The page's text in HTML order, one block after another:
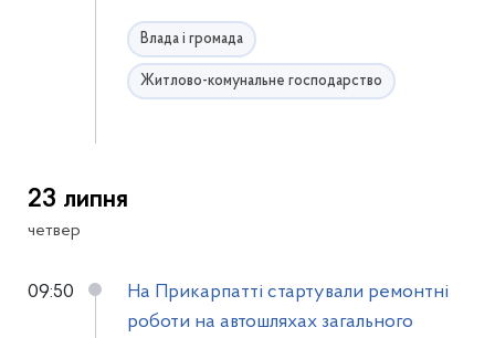
Влада і громада
Житлово-комунальне господарство
23 липня
четвер
09:50
На Прикарпатті стартували ремонтні
роботи на автошляхах загального